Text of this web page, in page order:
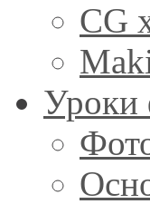
CG
Уроки